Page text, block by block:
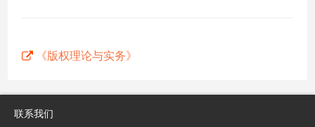
《版权理论与实务》
联系我们